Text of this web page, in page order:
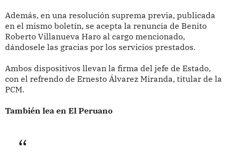
Además, en una resolución suprema previa, publicada
en el mismo boletín, se acepta la renuncia de Benito
Roberto Villanueva Haro al cargo mencionado,
dándosele las gracias por los servicios prestados.
Ambos dispositivos llevan la firma del jefe de Estado,
con el refrendo de Ernesto Álvarez Miranda, titular de la
PCM.
También lea en El Peruano